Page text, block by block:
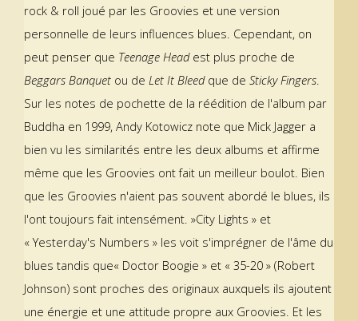
rock & roll joué par les Groovies et une version
personnelle de leurs influences blues. Cependant, on
peut penser que Teenage Headest plus proche de
Beggars Banquet ou de Let It Bleed que de Sticky Fingers.
Sur les notes de pochette de la réédition de l'album par
Buddha en 1999, Andy Kotowicz note que Mick Jagger a
bien vu les similarités entre les deux albums et affirme
même que les Groovies ont fait un meilleur boulot. Bien
que les Groovies n'aient pas souvent abordé le blues, ils
l'ont toujours fait intensément. »City Lights » et
« Yesterday's Numbers » les voit s'imprégner de l'âme du
blues tandis que« Doctor Boogie » et « 35-20 » (Robert
Johnson) sont proches des originaux auxquels ils ajoutent
une énergie et une attitude propre aux Groovies. Et les